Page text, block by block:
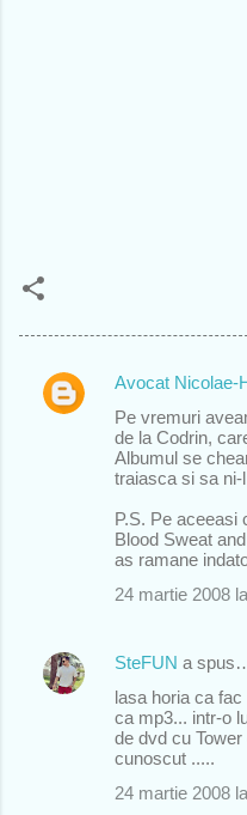
C
i
Avocat Nicolae-
Pe vremuri
de la Codrin,
Albumul se
traiasca si sa ni-
P.S. Pe aceeasi
Blood Sweat
as ramane
24 martie 2008
SteFUN a
lasa horia ca
ca mp3... intr-o
de dvd cu
cunoscut .....
24 martie 2008